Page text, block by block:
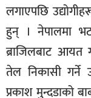
लगाएपछि
हुन् । नेपालमा
ब्राजिलबाट आयत
तेल निकासी
प्रकाश मुन्दडाको